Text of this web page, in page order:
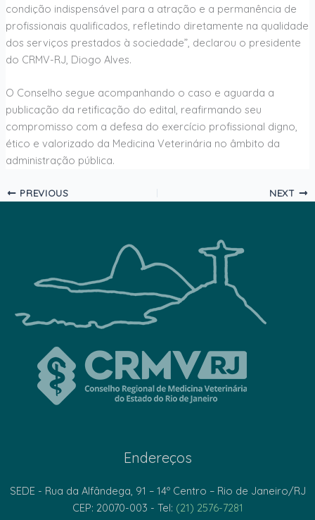
condição indispensável para a atração e a permanência de
profissionais qualificados, refletindo diretamente na qualidade
dos serviços prestados à sociedade”, declarou o presidente
do CRMV-RJ, Diogo Alves.
O Conselho segue acompanhando o caso e aguarda a
publicação da retificação do edital, reafirmando seu
compromisso com a defesa do exercício profissional digno,
ético e valorizado da Medicina Veterinária no âmbito da
administração pública.
PREVIOUS NEXT
Endereços
SEDE - Rua da Alfândega, 91 – 14º Centro – Rio de Janeiro/RJ
CEP: 20070-003 - Tel: (21) 2576-7281